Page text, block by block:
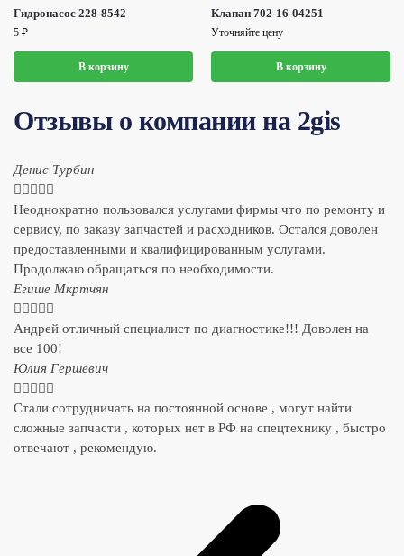
Гидронасос 228-8542
5 ₽
В корзину
Клапан 702-16-04251
Уточняйте цену
В корзину
Отзывы о компании на 2gis
Денис Турбин
    
Неоднократно пользовался услугами фирмы что по ремонту и
сервису, по заказу запчастей и расходников. Остался доволен
предоставленными и квалифицированным услугами.
Продолжаю обращаться по необходимости.
​Егише Мкртчян
    
Андрей отличный специалист по диагностике!!! Доволен на
все 100!
​Юлия Гершевич
    
Стали сотрудничать на постоянной основе , могут найти
сложные запчасти , которых нет в РФ на спецтехнику , быстро
отвечают , рекомендую.